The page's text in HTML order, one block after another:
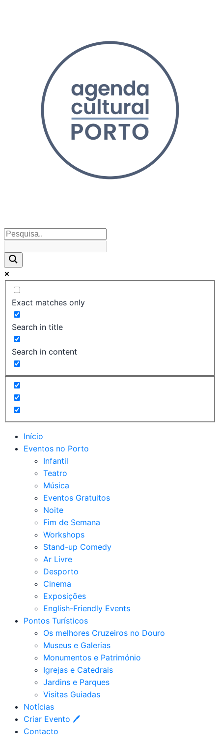
Exact matches only
Search in title
Search in content
Início
Eventos no Porto
Infantil
Teatro
Música
Eventos Gratuitos
Noite
Fim de Semana
Workshops
Stand-up Comedy
Ar Livre
Desporto
Cinema
Exposições
English-Friendly Events
Pontos Turísticos
Os melhores Cruzeiros no Douro​
Museus e Galerias
Monumentos e Património
Igrejas e Catedrais
Jardins e Parques
Visitas Guiadas
Notícias
Criar Evento 🖊
Contacto